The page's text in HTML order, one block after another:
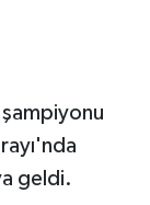
geldi.